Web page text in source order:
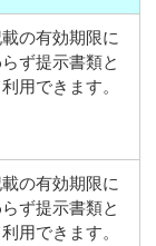
の有効期限に
ず提示書類と
用できます。
の有効期限に
ず提示書類と
用できます。